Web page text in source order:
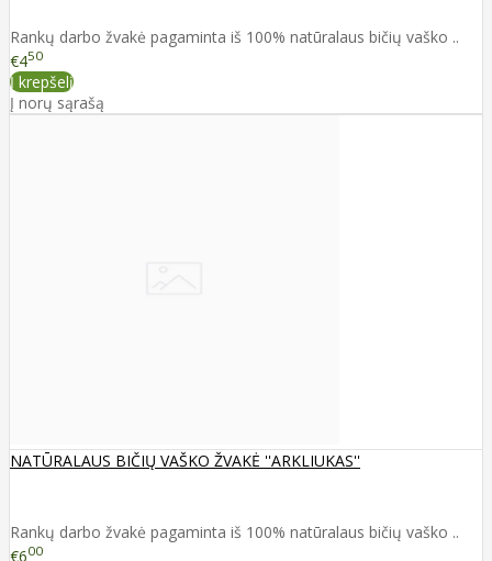
Rankų darbo žvakė pagaminta iš 100% natūralaus bičių vaško ..
€450
Į krepšelį
Į norų sąrašą
NATŪRALAUS BIČIŲ VAŠKO ŽVAKĖ ''ARKLIUKAS''
Rankų darbo žvakė pagaminta iš 100% natūralaus bičių vaško ..
€600